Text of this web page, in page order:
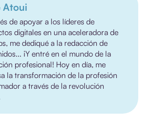
Atoui
de apoyar a los líderes de
digitales en una aceleradora de
me dediqué a la redacción de
¡Y entré en el mundo de la
profesional! Hoy en día, me
la transformación de la profesión
a través de la revolución